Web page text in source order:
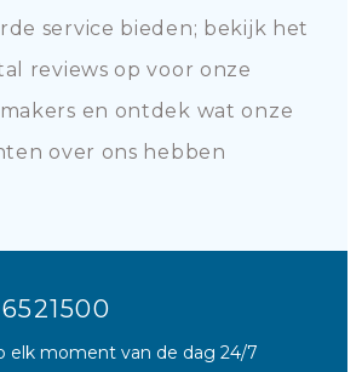
service bieden; bekijk het
reviews op voor onze
en ontdek wat onze
over ons hebben
elk moment van de dag 24/7